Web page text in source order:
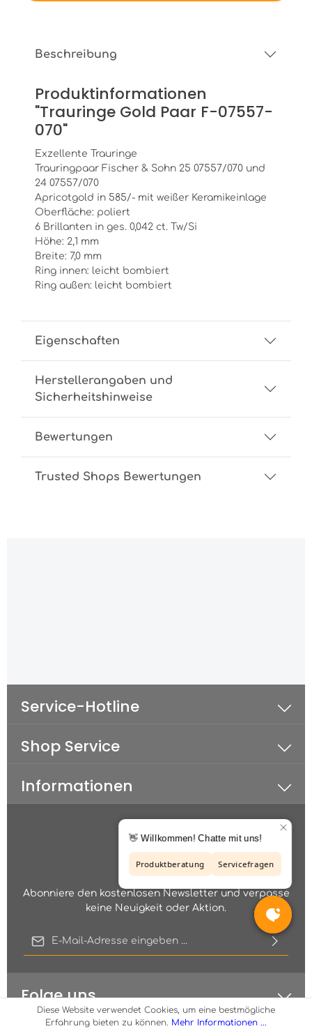
Beschreibung
Produktinformationen
"Trauringe Gold Paar F-07557-
070"
Exzellente Trauringe
Trauringpaar Fischer & Sohn 25 07557/070 und
24 07557/070
Apricotgold in 585/- mit weißer Keramikeinlage
Oberfläche: poliert
6 Brillanten in ges. 0,042 ct. Tw/Si
Höhe: 2,1 mm
Breite: 7,0 mm
Ring innen: leicht bombiert
Ring außen: leicht bombiert
Eigenschaften
Herstellerangaben und
Sicherheitshinweise
Bewertungen
Trusted Shops Bewertungen
Abonniere den kostenlosen Newsletter und verpasse
keine Neuigkeit oder Aktion.
genommen und dieAGBgelesen und bin mit ihnen
DatenschutzrichtlinieundNutzungsbedingungen.
Folge uns
Service-Hotline
Shop Service
Informationen
Diese Website verwendet Cookies, um eine bestmögliche
Erfahrung bieten zu können. Mehr Informationen ...